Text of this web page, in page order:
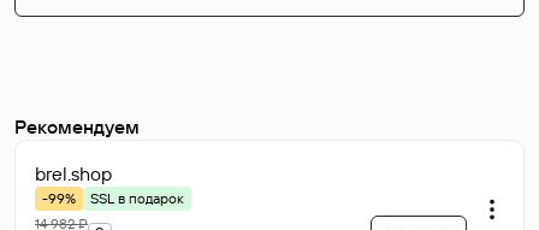
Рекомендуем
brel.shop
-99%
SSL в подарок
14 982 ₽